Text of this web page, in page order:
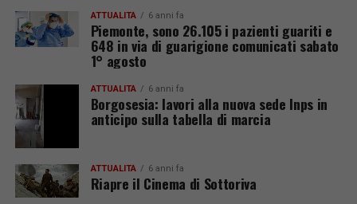
ATTUALITÀ 6 anni fa
Piemonte, sono 26.105 i pazienti guariti e
648 in via di guarigione comunicati sabato
1° agosto
ATTUALITÀ 6 anni fa
Borgosesia: lavori alla nuova sede Inps in
anticipo sulla tabella di marcia
ATTUALITÀ 6 anni fa
Riapre il Cinema di Sottoriva